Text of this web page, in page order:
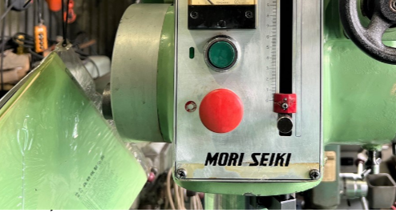
キーワード検索
カテゴリー一覧
マシニング (8)